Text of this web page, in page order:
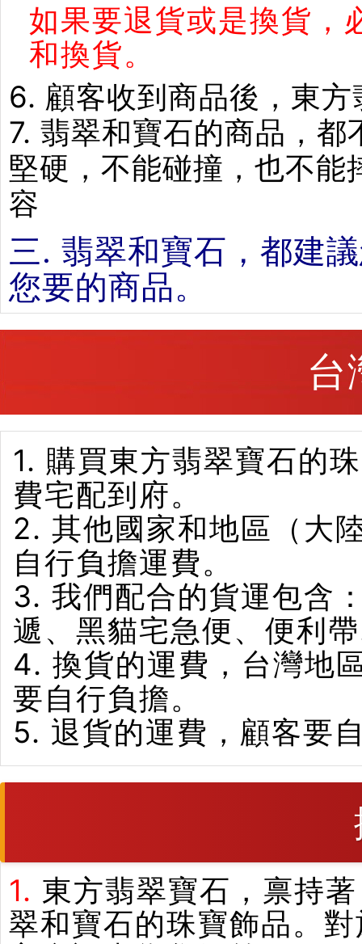
如果要退貨或是換貨，
和換貨。
6. 顧客收到商品後，東
7. 翡翠和寶石的商品，
堅硬，不能碰撞，也不
容
三. 翡翠和寶石，都建
您要的商品。
台
1. 購買東方翡翠寶石的
費宅配到府。
2. 其他國家和地區（大
自行負擔運費。
3. 我們配合的貨運包含
遞、黑貓宅急便、便利
4. 換貨的運費，台灣地
要自行負擔。
5. 退貨的運費，顧客要
1. 東方翡翠寶石，禀持
翠和寶石的珠寶飾品。